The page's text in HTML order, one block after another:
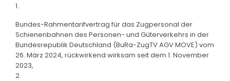
1.
Bundes-Rahmentarifvertrag für das Zugpersonal der
Schienenbahnen des Personen- und Güterverkehrs in der
Bundesrepublik Deutschland (BuRa-ZugTV AGV MOVE) vom
26. März 2024, rückwirkend wirksam seit dem 1. November
2023,
2.